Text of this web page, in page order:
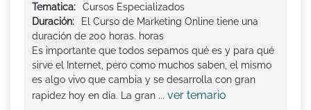
Tematica:
Cursos Especializados
Duración:
El Curso de Marketing Online tiene una
duración de 200 horas. horas
Es importante que todos sepamos qué es y para qué
sirve el Internet, pero como muchos saben, el mismo
es algo vivo que cambia y se desarrolla con gran
rapidez hoy en día. La gran ... ver temario